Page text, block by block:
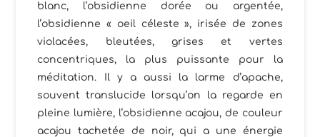
blanc, l’obsidienne dorée ou argentée,
l’obsidienne « oeil céleste », irisée de zones
violacées, bleutées, grises et vertes
concentriques, la plus puissante pour la
méditation. Il y a aussi la larme d’apache,
souvent translucide lorsqu’on la regarde en
pleine lumière, l’obsidienne acajou, de couleur
acajou tachetée de noir, qui a une énergie